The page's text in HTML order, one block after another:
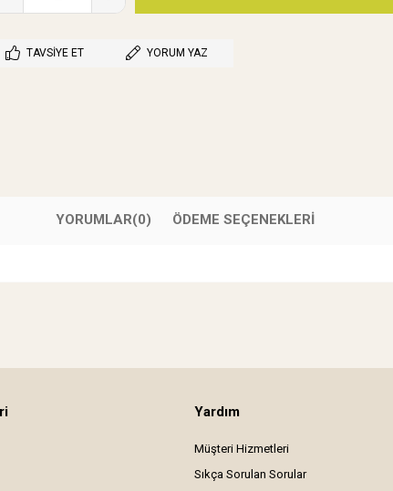
TAVSIYE ET YORUM YAZ
YORUMLAR(0) ÖDEME SEÇENEKLERI
Yardım
Müşteri Hizmetleri
Sıkça Sorulan Sorular